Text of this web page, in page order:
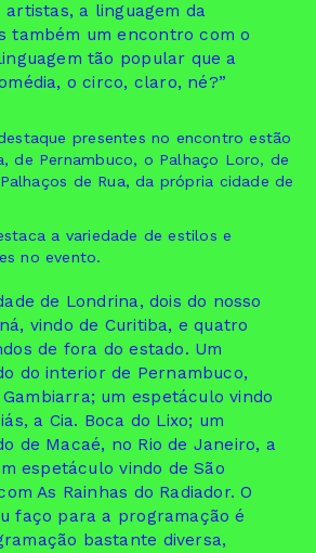
a linguagem da
também um encontro com o
tão popular que a
o circo, claro, né?”
presentes no encontro estão
de Pernambuco, o Palhaço Loro, de
de Rua, da própria cidade de
a variedade de estilos e
no evento.
de Londrina, dois do nosso
vindo de Curitiba, e quatro
de fora do estado. Um
do interior de Pernambuco,
um espetáculo vindo
a Cia. Boca do Lixo; um
de Macaé, no Rio de Janeiro, a
espetáculo vindo de São
As Rainhas do Radiador. O
faço para a programação é
bastante diversa,